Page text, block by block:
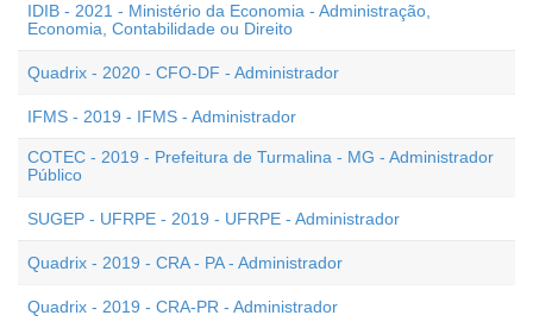
IDIB - 2021 - Ministério da Economia - Administração,
Economia, Contabilidade ou Direito
Quadrix - 2020 - CFO-DF - Administrador
IFMS - 2019 - IFMS - Administrador
COTEC - 2019 - Prefeitura de Turmalina - MG - Administrador
Público
SUGEP - UFRPE - 2019 - UFRPE - Administrador
Quadrix - 2019 - CRA - PA - Administrador
Quadrix - 2019 - CRA-PR - Administrador